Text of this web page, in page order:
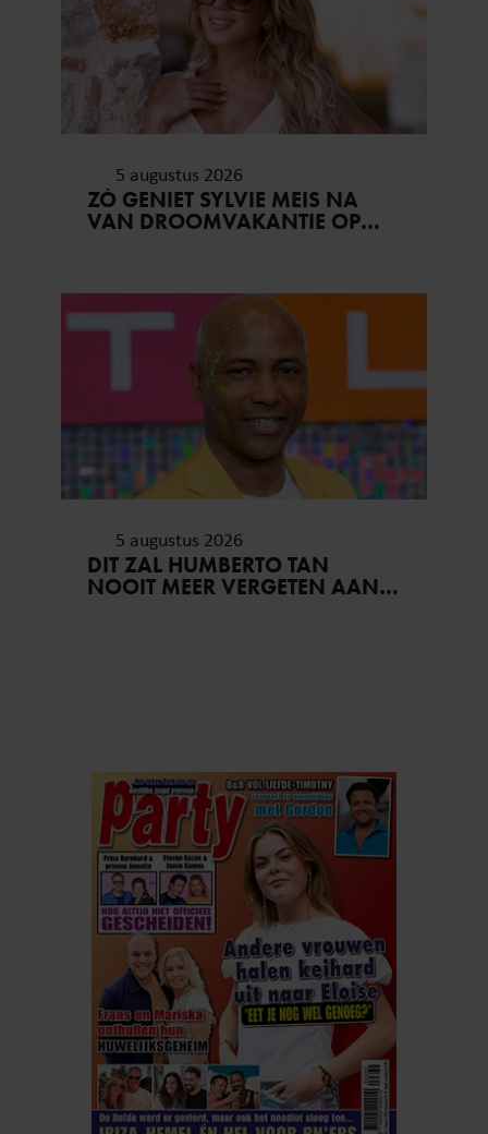
verzameld op basis van uw gebruik van hun services. U
gaat akkoord met onze cookies als u onze website blijft
gebruiken.
5 augustus 2026
ZÓ GENIET SYLVIE MEIS NA
VAN DROOMVAKANTIE OP
5 augustus 2026
DIT ZAL HUMBERTO TAN
NOOIT MEER VERGETEN AAN